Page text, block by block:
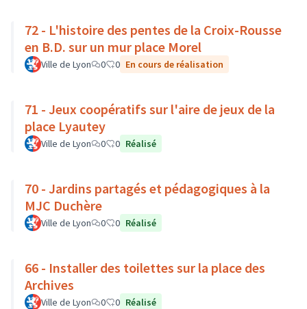
72 - L'histoire des pentes de la Croix-Rousse
en B.D. sur un mur place Morel
Ville de Lyon 0 0 En cours de réalisation
71 - Jeux coopératifs sur l'aire de jeux de la
place Lyautey
Ville de Lyon 0 0 Réalisé
70 - Jardins partagés et pédagogiques à la
MJC Duchère
Ville de Lyon 0 0 Réalisé
66 - Installer des toilettes sur la place des
Archives
Ville de Lyon 0 0 Réalisé